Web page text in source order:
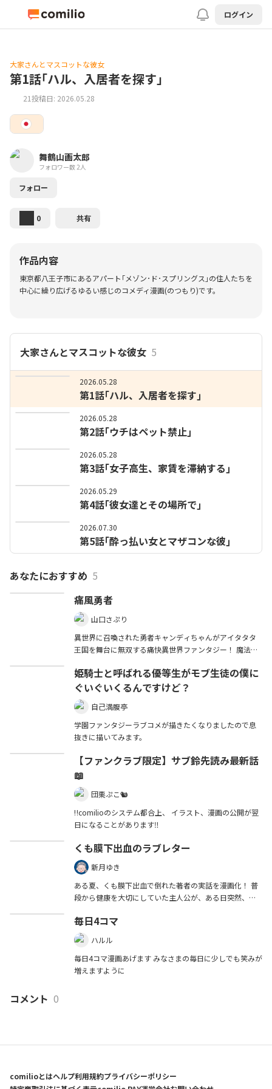
ログイン
大家さんとマスコットな彼女 5
2026.05.28
第1話｢ハル、入居者を探す｣
2026.05.28
第2話｢ウチはペット禁止｣
2026.05.28
第3話｢女子高生、家賃を滞納する｣
2026.05.29
第4話｢彼女達とその場所で｣
2026.07.30
第5話｢酔っ払い女とマザコンな彼｣
あなたにおすすめ 5
痛風勇者
山口さぷり
異世界に召喚された勇者キャンディちゃんがアイタタタ
王国を舞台に無双する痛快異世界ファンタジー！ 魔法の
ャンディちゃんが大暴れ！！ キャンディちゃんVS魔王軍
の戦いの行方は果たしてどうなるのか!?
姫騎士と呼ばれる優等生がモブ生徒の僕に
ぐいぐいくるんですけど？
自己満腹亭
学園ファンタジーラブコメが描きたくなりましたので息
抜きに描いてみます。
【ファンクラブ限定】サブ鈴先読み最新話
📖
団栗ぷこ🐿️
‼️comilioのシステム都合上、 イラスト、漫画の公開が翌
日になることがあります‼️
くも膜下出血のラブレター
新月ゆき
ある夏、くも膜下出血で倒れた著者の実話を漫画化！ 普
段から健康を大切にしていた主人公が、ある日突然、く
毎日4コマ
ハルル
毎日4コマ漫画あげます みなさまの毎日に少しでも笑みが
増えますように
大家さんとマスコットな彼女
第1話｢ハル、入居者を探す｣
21投稿日: 2026.05.28
舞鶴山画太郎
フォロワー数 2人
フォロー
0 共有
作品内容
東京都八王子市にあるアパート｢メゾン･ド･スプリングス｣の住人たちを
中心に繰り広げるゆるい感じのコメディ漫画(のつもり)です。
コメント 0
comilioとはヘルプ利用規約プライバシーポリシー